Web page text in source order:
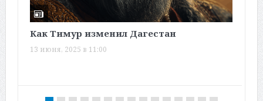
Как Тимур изменил Дагестан
13 июня, 2025 в 11:00